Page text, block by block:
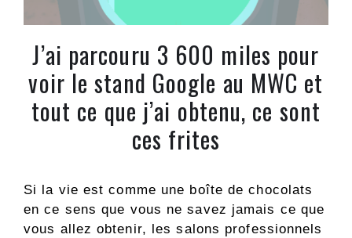
J’ai parcouru 3 600 miles pour
voir le stand Google au MWC et
tout ce que j’ai obtenu, ce sont
ces frites
Si la vie est comme une boîte de chocolats
en ce sens que vous ne savez jamais ce que
vous allez obtenir, les salons professionnels